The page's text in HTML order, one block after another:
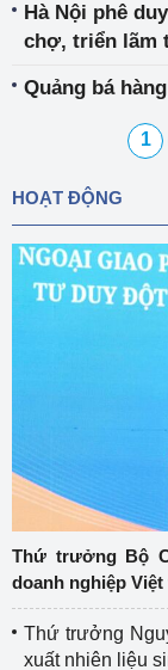
Hà Nội phê
chợ, triển lãm
Quảng bá
1
HOẠT ĐỘNG
Thứ trưởng Bộ
doanh nghiệp
Thứ trưởng
xuất nhiên liệu